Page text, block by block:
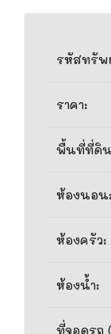
รหัสทรั
ราคา:
พื้นที่ที่ดิ
ห้องนอน:
ห้องครัว:
ห้องน้ำ:
ที่จอดรถ